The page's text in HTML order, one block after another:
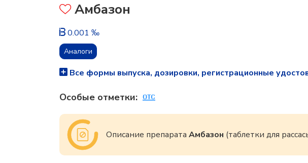
Амбазон
0.001 ‰
Аналоги
Все формы выпуска, дозировки, регистрационные
Особые отметки:
Описание препарата Амбазон (таблетки для